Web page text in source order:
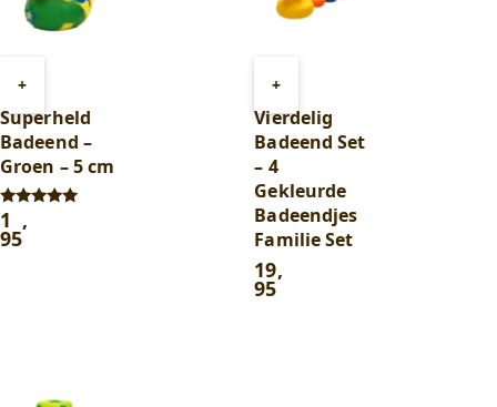
+
aan
winkelwagen
Superheld
Badeend –
Groen – 5 cm
Gewaardeerd
5.00
uit 5
1 ,
95
+
aan
winkelwagen
Vierdelig
Badeend Set
– 4
Gekleurde
Badeendjes
Familie Set
19,
95